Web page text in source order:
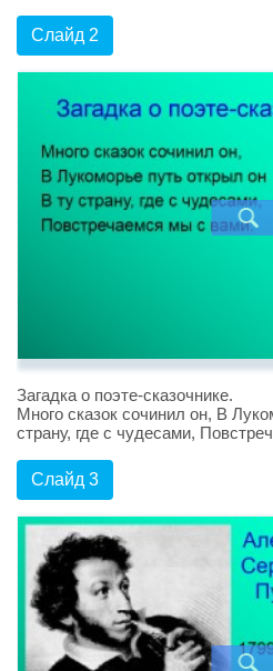
Слайд 2
Загадка о поэте-сказочнике.
Много сказок сочинил он, В
страну, где с чудесами,
Слайд 3